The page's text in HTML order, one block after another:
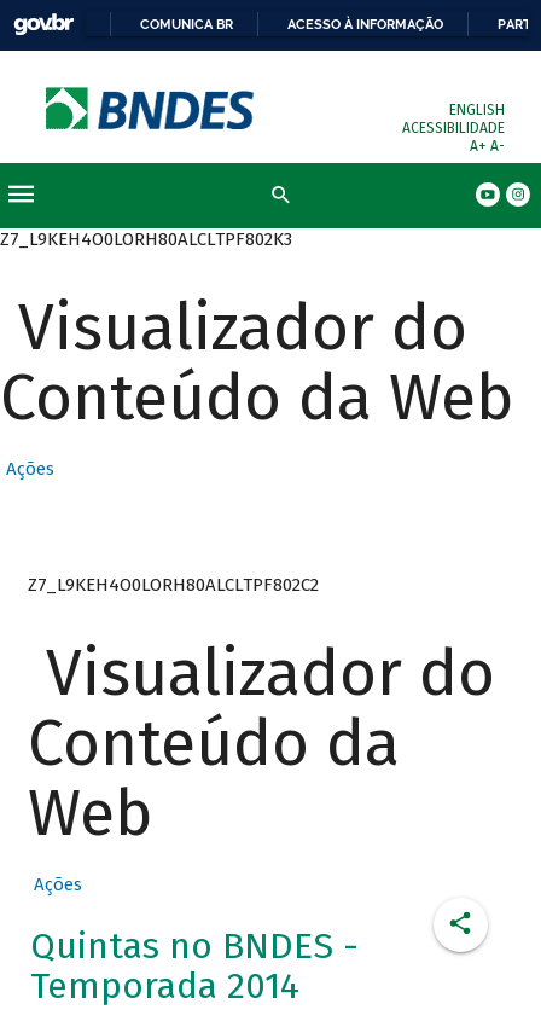
COMUNICA BR ACESSO À INFORMAÇÃO
ENGLISH
ACESSIBILIDADE
A+ A-
Z7_L9KEH4O0LORH80ALCLTPF802K3
Visualizador do
Conteúdo da Web
Ações
Z7_L9KEH4O0LORH80ALCLTPF802C2
Visualizador do
Conteúdo da
Web
Ações
Quintas no BNDES -
Temporada 2014